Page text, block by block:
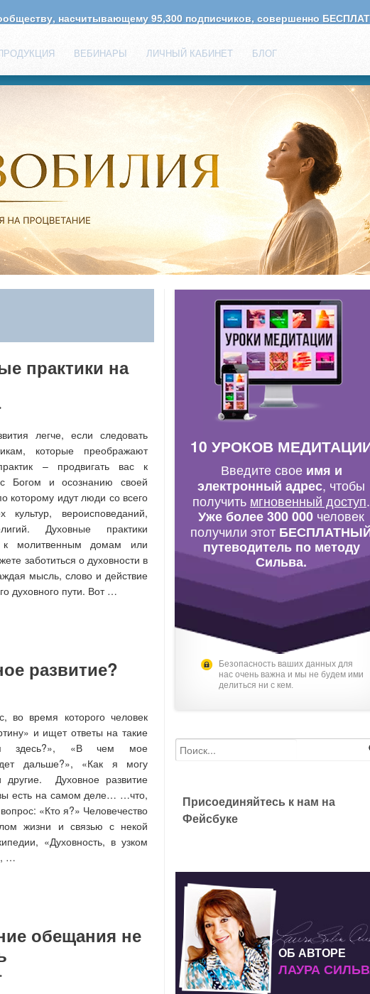
ВЕБИНАРЫ ЛИЧНЫЙ КАБИНЕТ БЛОГ
насчитывающему 95,300 подписчиков, совершенно
практики на
легче, если следовать
которые преображают
– продвигать вас к
Богом и осознанию своей
которому идут люди со всего
вероисповеданий,
Духовные практики
к молитвенным домам или
заботиться о духовности в
мысль, слово и действие
духовного пути. Вот …
развитие?
во время которого человек
и ищет ответы на такие
здесь?», «В чем мое
дальше?», «Как я могу
Духовное развитие
есть на самом деле… …что,
«Кто я?» Человечество
жизни и связью с некой
«Духовность, в узком
…
обещания не
•
10 УРОКОВ
Введите свое имя и
электронный адрес, чтобы
получить мгновенный доступ.
Уже более 300 000 человек
получили этот
путеводитель по методу
Сильва.
Безопасность ваших данных для
нас очень важна и мы не будем ими
делиться ни с кем.
Присоединяйтесь к нам на
Фейсбуке
ОБ АВТОРЕ
ЛАУРА